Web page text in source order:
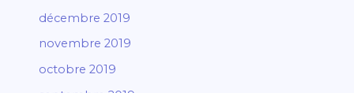
décembre 2019
novembre 2019
octobre 2019